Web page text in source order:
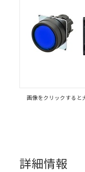
画像をクリックすると
詳細情報